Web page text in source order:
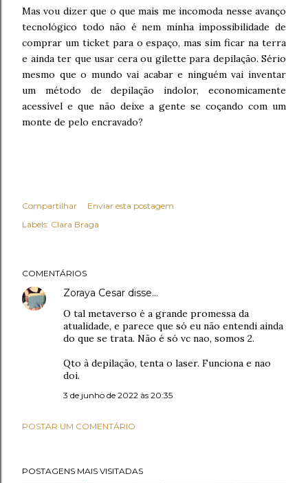
Mas vou dizer que o que mais me incomoda nesse avanço
tecnológico todo não é nem minha impossibilidade de
comprar um ticket para o espaço, mas sim ficar na terra
e ainda ter que usar cera ou gilette para depilação. Sério
mesmo que o mundo vai acabar e ninguém vai inventar
um método de depilação indolor, economicamente
acessível e que não deixe a gente se coçando com um
monte de pelo encravado?
Compartilhar
Enviar esta postagem
Labels: Clara Braga
COMENTÁRIOS
Zoraya Cesar disse…
O tal metaverso é a grande promessa da
atualidade, e parece que só eu não entendi ainda
do que se trata. Não é só vc nao, somos 2.
Qto à depilação, tenta o laser. Funciona e nao
doi.
3 de junho de 2022 às 20:35
POSTAR UM COMENTÁRIO
POSTAGENS MAIS VISITADAS